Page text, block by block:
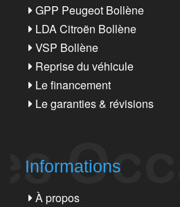
GPP Peugeot Bollène
LDA Citroën Bollène
VSP Bollène
Reprise du véhicule
Le financement
Le garanties & révisions
Informations
À propos